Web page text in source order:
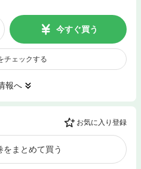
今すぐ買う
チェックする
報へ
お気に入り登録
をまとめて買う